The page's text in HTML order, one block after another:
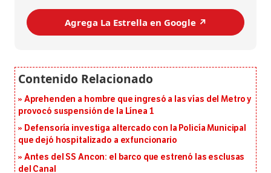
Agrega La Estrella en Google ↗️
Aprehenden a hombre que ingresó a las vías del Metro y
provocó suspensión de la Línea 1
Defensoría investiga altercado con la Policía Municipal
que dejó hospitalizado a exfuncionario
Antes del SS Ancon: el barco que estrenó las esclusas
del Canal